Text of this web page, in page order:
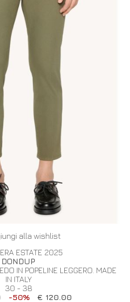
alla wishlist
ESTATE 2025
DONDUP
IN POPELINE LEGGERO. MADE
IN ITALY
30 - 38
-50% € 120.00